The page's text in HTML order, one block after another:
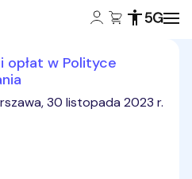
Konto klienta:
Koszyk:Zasięg
opłat w Polityce
30 listopada 2023 r.